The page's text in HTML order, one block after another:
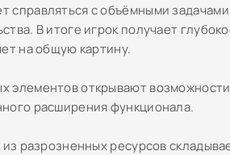
справляться с объёмными
В итоге игрок получает
на общую картину.
элементов открывают
расширения функционала.
из разрозненных ресурсов